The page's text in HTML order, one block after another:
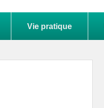
Vie pratique